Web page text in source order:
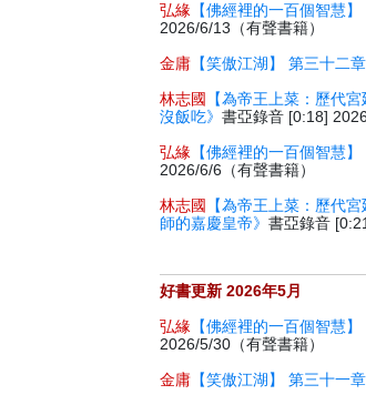
弘緣 【佛經裡的一百個智慧
2026/6/13（有聲書籍）
金庸 【笑傲江湖】 第三十二
林志國
【為帝王上菜：歷代
沒飯吃》書亞錄音 [0:18]
弘緣 【佛經裡的一百個智慧
2026/6/6（有聲書籍）
林志國
【為帝王上菜：歷代
師的嘉慶皇帝》書亞錄音
好書更新 2026年5月
弘緣 【佛經裡的一百個智慧
2026/5/30（有聲書籍）
金庸 【笑傲江湖】 第三十一